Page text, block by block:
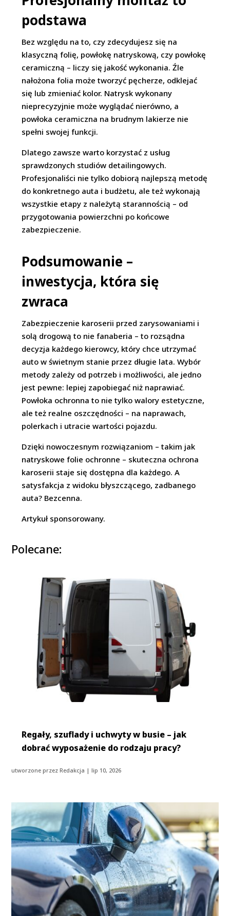
podstawa
Bez względu na to, czy zdecydujesz się na
klasyczną folię, powłokę natryskową, czy powłokę
ceramiczną – liczy się jakość wykonania. Źle
nałożona folia może tworzyć pęcherze, odklejać
się lub zmieniać kolor. Natrysk wykonany
nieprecyzyjnie może wyglądać nierówno, a
powłoka ceramiczna na brudnym lakierze nie
spełni swojej funkcji.
Dlatego zawsze warto korzystać z usług
sprawdzonych studiów detailingowych.
Profesjonaliści nie tylko dobiorą najlepszą metodę
do konkretnego auta i budżetu, ale też wykonają
wszystkie etapy z należytą starannością – od
przygotowania powierzchni po końcowe
zabezpieczenie.
Podsumowanie –
inwestycja, która się
zwraca
Zabezpieczenie karoserii przed zarysowaniami i
solą drogową to nie fanaberia – to rozsądna
decyzja każdego kierowcy, który chce utrzymać
auto w świetnym stanie przez długie lata. Wybór
metody zależy od potrzeb i możliwości, ale jedno
jest pewne: lepiej zapobiegać niż naprawiać.
Powłoka ochronna to nie tylko walory estetyczne,
ale też realne oszczędności – na naprawach,
polerkach i utracie wartości pojazdu.
Dzięki nowoczesnym rozwiązaniom – takim jak
natryskowe folie ochronne – skuteczna ochrona
karoserii staje się dostępna dla każdego. A
satysfakcja z widoku błyszczącego, zadbanego
auta? Bezcenna.
Artykuł sponsorowany.
Polecane:
Regały, szuflady i uchwyty w busie – jak
dobrać wyposażenie do rodzaju pracy?
utworzone przezRedakcja |lip 10, 2026